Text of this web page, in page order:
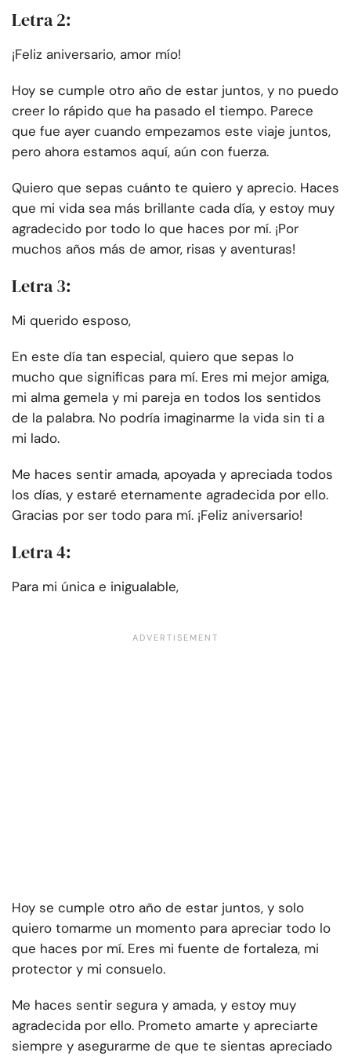
Letra 2:
¡Feliz aniversario, amor mío!
Hoy se cumple otro año de estar juntos, y no puedo
creer lo rápido que ha pasado el tiempo. Parece
que fue ayer cuando empezamos este viaje juntos,
pero ahora estamos aquí, aún con fuerza.
Quiero que sepas cuánto te quiero y aprecio. Haces
que mi vida sea más brillante cada día, y estoy muy
agradecido por todo lo que haces por mí. ¡Por
muchos años más de amor, risas y aventuras!
Letra 3:
Mi querido esposo,
En este día tan especial, quiero que sepas lo
mucho que significas para mí. Eres mi mejor amiga,
mi alma gemela y mi pareja en todos los sentidos
de la palabra. No podría imaginarme la vida sin ti a
mi lado.
Me haces sentir amada, apoyada y apreciada todos
los días, y estaré eternamente agradecida por ello.
Gracias por ser todo para mí. ¡Feliz aniversario!
Letra 4:
Para mi única e inigualable,
Hoy se cumple otro año de estar juntos, y solo
quiero tomarme un momento para apreciar todo lo
que haces por mí. Eres mi fuente de fortaleza, mi
protector y mi consuelo.
Me haces sentir segura y amada, y estoy muy
agradecida por ello. Prometo amarte y apreciarte
siempre y asegurarme de que te sientas apreciado